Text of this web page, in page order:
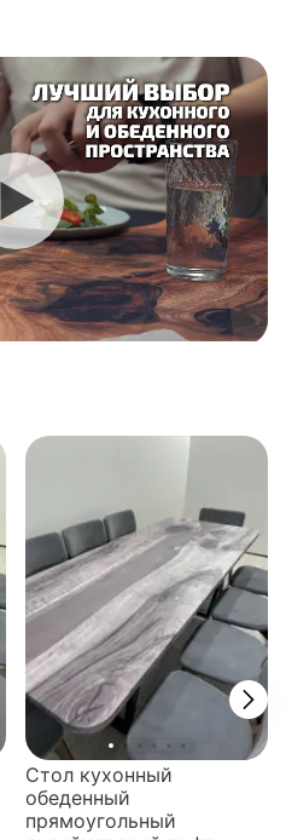
Стол кухонный
обеденный
прямоугольный